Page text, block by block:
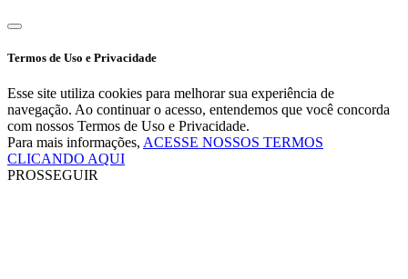
Termos de Uso e Privacidade
Esse site utiliza cookies para melhorar sua experiência de
navegação. Ao continuar o acesso, entendemos que você concorda
com nossos Termos de Uso e Privacidade.
Para mais informações, ACESSE NOSSOS TERMOS
CLICANDO AQUI
PROSSEGUIR